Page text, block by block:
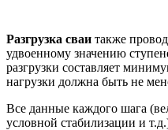
Разгрузка сваи также
удвоенному значению
разгрузки составляет
нагрузки должна быть не
Все данные каждого шага
условной стабилизации и